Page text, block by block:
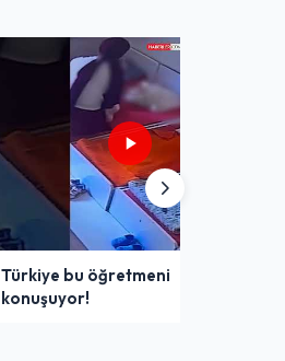
Türkiye bu öğretmeni
konuşuyor!